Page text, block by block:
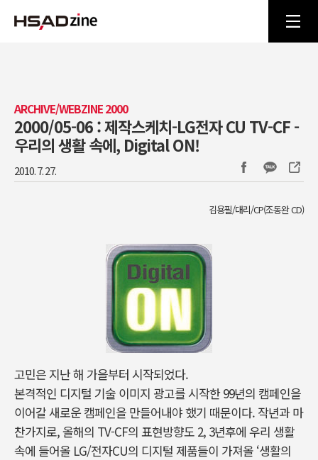
ARCHIVE/WEBZINE 2000
2000/05-06 : 제작스케치-LG전자 CU TV-CF -
우리의 생활 속에, Digital ON!
2010. 7. 27.
김용필/대리/CP(조동완 CD)
고민은 지난 해 가을부터 시작되었다.
본격적인 디지털 기술 이미지 광고를 시작한 99년의 캠페인을
이어갈 새로운 캠페인을 만들어내야 했기 때문이다. 작년과 마
찬가지로, 올해의 TV-CF의 표현방향도 2, 3년후에 우리 생활
속에 들어올 LG/전자CU의 디지털 제품들이 가져올 ‘생활의